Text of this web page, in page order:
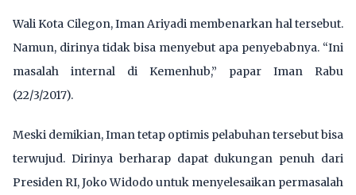
Wali Kota Cilegon, Iman Ariyadi membenarkan hal tersebut.
Namun, dirinya tidak bisa menyebut apa penyebabnya. “Ini
masalah internal di Kemenhub,” papar Iman Rabu
(22/3/2017).
Meski demikian, Iman tetap optimis pelabuhan tersebut bisa
terwujud. Dirinya berharap dapat dukungan penuh dari
Presiden RI, Joko Widodo untuk menyelesaikan permasalah